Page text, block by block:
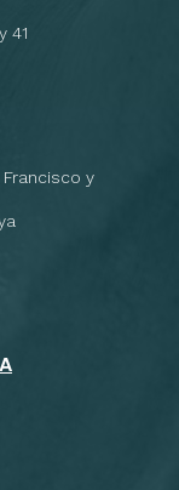
41
Francisco y